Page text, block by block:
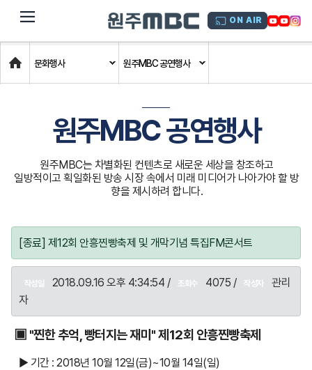
dehaze ON AIR
Home
문화행사 원주MBC 공연행사
원주MBC 공연행사
원주MBC는 차별화된 컨텐츠로 새로운 세상을 창조하고
일방적이고 획일화된 방송 시장 속에서 미래 미디어가 나아가야 할 방
향을 제시하려 합니다.
[종료] 제12회 안흥찐빵축제 및 개막기념 특집FM콘서트
작성일 2018.09.16 오후 4:34:54 / 조회수 4075 / 작성자
관리
자
▣ "찐한 추억, 빵터지는 재미"제12회 안흥찐빵축제
▶ 기간 : 2018년 10월 12일(금)~10월 14일(일)